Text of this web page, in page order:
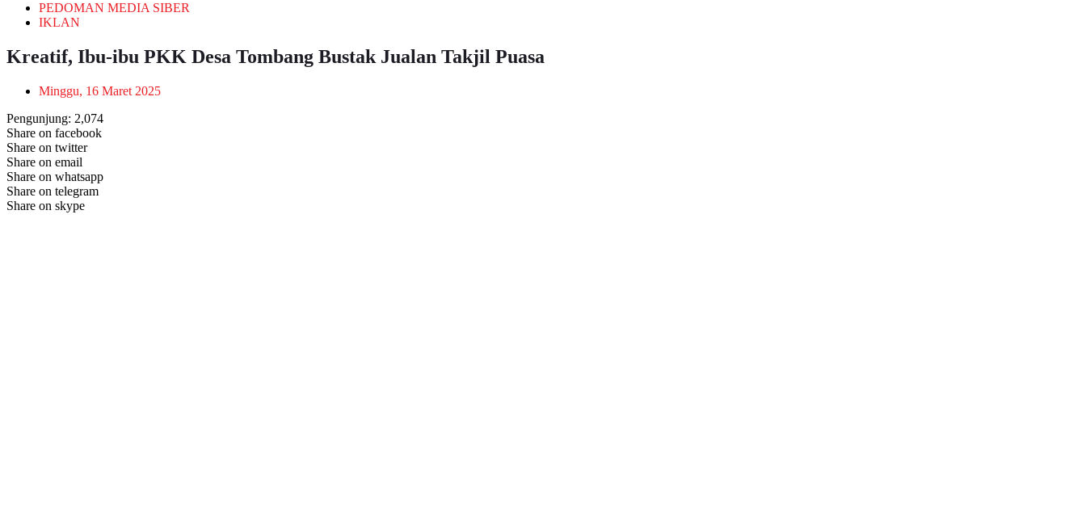
PEDOMAN MEDIA SIBER
IKLAN
Kreatif, Ibu-ibu PKK Desa Tombang Bustak Jualan Takjil Puasa
Minggu, 16 Maret 2025
Pengunjung: 2,074
Share on facebook
Share on twitter
Share on email
Share on whatsapp
Share on telegram
Share on skype